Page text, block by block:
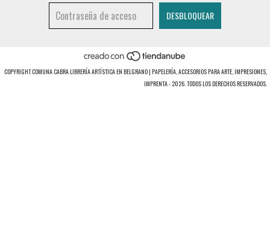
COPYRIGHT COMUNA CABRA LIBRERÍA ARTÍSTICA EN BELGRANO | PAPELERÍA, ACCESORIOS PARA ARTE, IMPRESIONES,
IMPRENTA - 2026. TODOS LOS DERECHOS RESERVADOS.